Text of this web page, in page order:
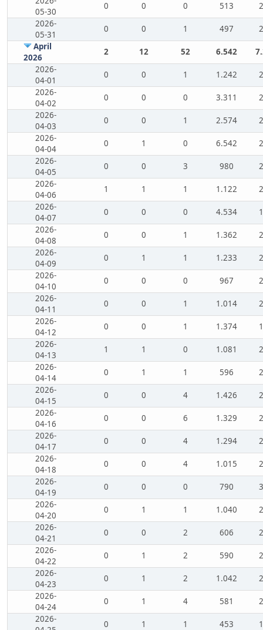
05-30
0 0 0 513
2026-
05-31
0 0 1 497
April
2026
2 12 52 6.542
2026-
04-01
0 0 1 1.242
2026-
04-02
0 0 0 3.311
2026-
04-03
0 0 1 2.574
2026-
04-04
0 1 0 6.542
2026-
04-05
0 0 3 980
2026-
04-06
1 1 1 1.122
2026-
04-07
0 0 0 4.534
2026-
04-08
0 0 1 1.362
2026-
04-09
0 1 1 1.233
2026-
04-10
0 0 0 967
2026-
04-11
0 0 1 1.014
2026-
04-12
0 0 1 1.374
2026-
04-13
1 1 0 1.081
2026-
04-14
0 1 1 596
2026-
04-15
0 0 4 1.426
2026-
04-16
0 0 6 1.329
2026-
04-17
0 0 4 1.294
2026-
04-18
0 0 4 1.015
2026-
04-19
0 0 0 790
2026-
04-20
0 1 1 1.040
2026-
04-21
0 0 2 606
2026-
04-22
0 1 2 590
2026-
04-23
0 1 2 1.042
2026-
04-24
0 1 4 581
2026-
0 1 1 453